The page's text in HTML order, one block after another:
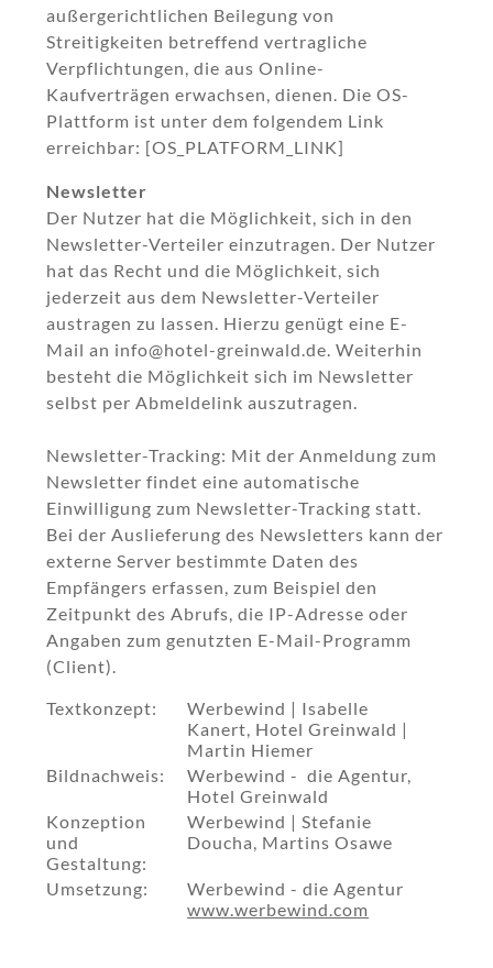
außergerichtlichen Beilegung von
Streitigkeiten betreffend vertragliche
Verpflichtungen, die aus Online-
Kaufverträgen erwachsen, dienen. Die OS-
Plattform ist unter dem folgendem Link
erreichbar: [OS_PLATFORM_LINK]
Newsletter
Der Nutzer hat die Möglichkeit, sich in den
Newsletter-Verteiler einzutragen. Der Nutzer
hat das Recht und die Möglichkeit, sich
jederzeit aus dem Newsletter-Verteiler
austragen zu lassen. Hierzu genügt eine E-
Mail an info@hotel-greinwald.de. Weiterhin
besteht die Möglichkeit sich im Newsletter
selbst per Abmeldelink auszutragen.
Newsletter-Tracking: Mit der Anmeldung zum
Newsletter findet eine automatische
Einwilligung zum Newsletter-Tracking statt.
Bei der Auslieferung des Newsletters kann der
externe Server bestimmte Daten des
Empfängers erfassen, zum Beispiel den
Zeitpunkt des Abrufs, die IP-Adresse oder
Angaben zum genutzten E-Mail-Programm
(Client).
Textkonzept:
Werbewind | Isabelle
Kanert, Hotel Greinwald |
Martin Hiemer
Bildnachweis:
Werbewind - die Agentur,
Hotel Greinwald
Konzeption
und
Gestaltung:
Werbewind | Stefanie
Doucha, Martins Osawe
Umsetzung:
Werbewind - die Agentur
www.werbewind.com